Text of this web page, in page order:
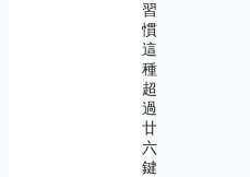
習
慣
這
種
超
過
廿
六
鍵